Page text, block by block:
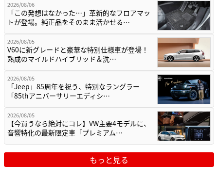
2026/08/06
「この発想はなかった…」革新的なフロアマッ
トが登場。純正品をそのまま活かせる…
2026/08/05
V60に新グレードと豪華な特別仕様車が登場！
熟成のマイルドハイブリッド＆洗…
2026/08/05
「Jeep」85周年を祝う、特別なラングラー
「85thアニバーサリーエディシ…
2026/08/05
【今買うなら絶対にコレ】VW主要4モデルに、
音響特化の最新限定車「プレミアム…
もっと見る